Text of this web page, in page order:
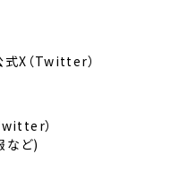
X（Twitter）
）
など)